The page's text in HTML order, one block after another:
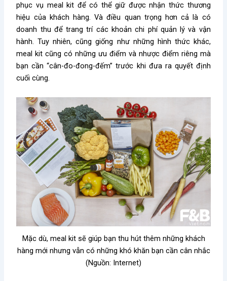
phục vụ meal kit để có thể giữ được nhận thức thương
hiệu của khách hàng. Và điều quan trọng hơn cả là có
doanh thu để trang trí các khoản chi phí quản lý và vận
hành. Tuy nhiên, cũng giống như những hình thức khác,
meal kit cũng có những ưu điểm và nhược điểm riêng mà
bạn cần “cân-đo-đong-đếm” trước khi đưa ra quyết định
cuối cùng.
Mặc dù, meal kit sẽ giúp bạn thu hút thêm những khách
hàng mới nhưng vẫn có những khó khăn bạn cần cân nhắc
(Nguồn: Internet)